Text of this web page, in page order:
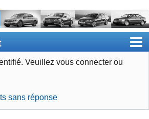
Veuillez vous connecter ou
sans réponse